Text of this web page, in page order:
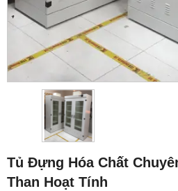
Tủ Đựng Hóa Chất
Than Hoạt Tính